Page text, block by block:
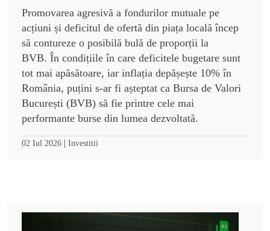
Promovarea agresivă a fondurilor mutuale pe
acțiuni și deficitul de ofertă din piața locală încep
să contureze o posibilă bulă de proporții la
BVB. În condițiile în care deficitele bugetare sunt
tot mai apăsătoare, iar inflația depășește 10% în
România, puțini s-ar fi așteptat ca Bursa de Valori
București (BVB) să fie printre cele mai
performante burse din lumea dezvoltată.
02 Iul 2026 | Investitii